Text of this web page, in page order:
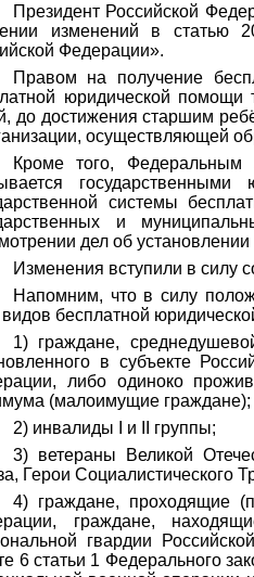
Президент Российской
изменений в статью
Федерации».
Правом на получение
юридической
до достижения старшим
осуществляющей
Кроме того, Федеральным
системы
и
дел об
Изменения вступили в силу
Напомним, что в силу
видов бесплатной
1) граждане,
в субъекте
либо одиноко
(малоимущие граждане);
2) инвалиды I и II группы;
3) ветераны Великой
Герои Социалистического
4) граждане, проходящие
граждане,
гвардии
6 статьи 1 Федерального